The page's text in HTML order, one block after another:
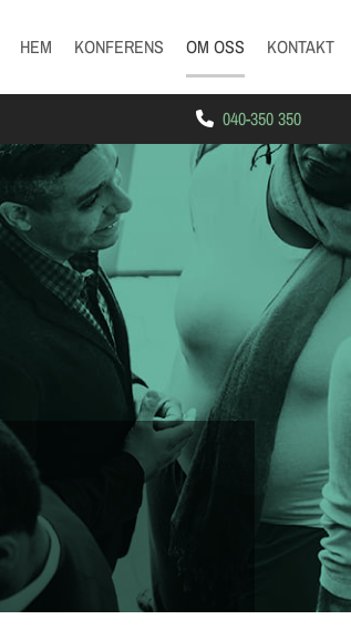
HEM KONFERENS OM OSS KONTAKT
 040-350 350